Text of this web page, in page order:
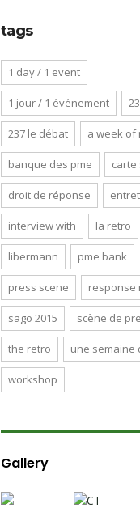
tags
1 day / 1 event
1 jour / 1 événement
237 le débat a week of
banque des pme carte
droit de réponse
interview with la retro
libermann pme bank
press scene response
sago 2015 scène de
the retro une semaine
workshop
Gallery